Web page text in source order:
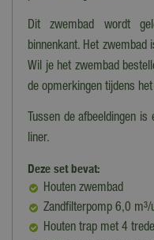
Dit zwembad wordt
binnenkant. Het
Wil je het zwembad
de opmerkingen tijdens
Tussen de afbeeldingen
liner.
Deze set bevat:
Houten zwembad
Zandfilterpomp 6,0
Houten trap met 4